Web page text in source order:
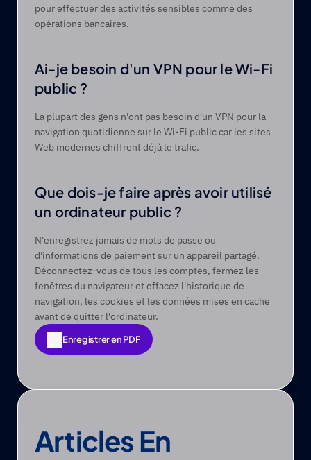
pour effectuer des activités sensibles comme des
opérations bancaires.
Ai-je besoin d'un VPN pour le Wi-Fi
public ?
La plupart des gens n'ont pas besoin d'un VPN pour la
navigation quotidienne sur le Wi-Fi public car les sites
Web modernes chiffrent déjà le trafic.
Que dois-je faire après avoir utilisé
un ordinateur public ?
N'enregistrez jamais de mots de passe ou
d'informations de paiement sur un appareil partagé.
Déconnectez-vous de tous les comptes, fermez les
fenêtres du navigateur et effacez l'historique de
navigation, les cookies et les données mises en cache
avant de quitter l'ordinateur.
Enregistrer en PDF
Enregistrer en PDF
Articles En